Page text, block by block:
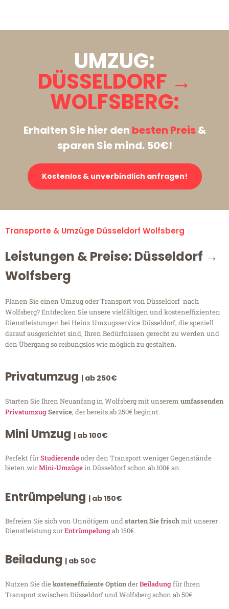
UMZUG:
DÜSSELDORF →
WOLFSBERG:
Erhalten Sie hier den besten Preis&
sparen Sie mind. 50€!
Kostenlos & unverbindlich anfragen!
Transporte & Umzüge Düsseldorf Wolfsberg
Leistungen & Preise: Düsseldorf →
Wolfsberg
Planen Sie einen Umzug oder Transport von Düsseldorf nach
Wolfsberg? Entdecken Sie unsere vielfältigen und kosteneffizienten
Dienstleistungen bei Heinz Umzugsservice Düsseldorf, die speziell
darauf ausgerichtet sind, Ihren Bedürfnissen gerecht zu werden und
den Übergang so reibungslos wie möglich zu gestalten.
Privatumzug | ab 250€
Starten Sie Ihren Neuanfang in Wolfsberg mit unserem umfassenden
PrivatumzugService, der bereits ab 250€ beginnt.
Mini Umzug | ab 100€
Perfekt fürStudierendeoder den Transport weniger Gegenstände
bieten wirMini-Umzügein Düsseldorf schon ab 100€ an.
Entrümpelung | ab 150€
Befreien Sie sich von Unnötigem undstarten Sie frischmit unserer
Dienstleistung zurEntrümpelungab 150€.
Beiladung | ab 50€
Nutzen Sie diekosteneffiziente OptionderBeiladungfür Ihren
Transport zwischen Düsseldorf und Wolfsberg schon ab 50€.